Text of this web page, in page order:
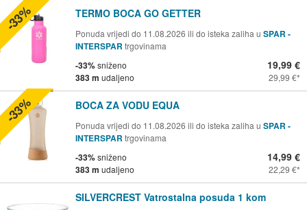
TERMO BOCA GO GETTER
Ponuda vrijedi do 11.08.2026 ili do isteka zaliha u SPAR -
INTERSPAR trgovinama
-33%sniženo
383 m udaljeno
19,99 €
29,99 €
-33%
BOCA ZA VODU EQUA
Ponuda vrijedi do 11.08.2026 ili do isteka zaliha u SPAR -
INTERSPAR trgovinama
-33%sniženo
383 m udaljeno
14,99 €
22,29 €
-33%
SILVERCREST Vatrostalna posuda 1 kom